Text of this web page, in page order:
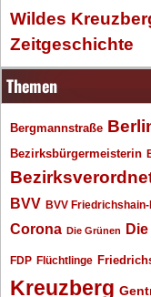
Wildes
Zeitgeschichte
Themen
Bergmannstraße
Bezirksbürgermeisterin
BVV BVV
Corona Die Grünen
FDP Flüchtlinge
Kreuzberg